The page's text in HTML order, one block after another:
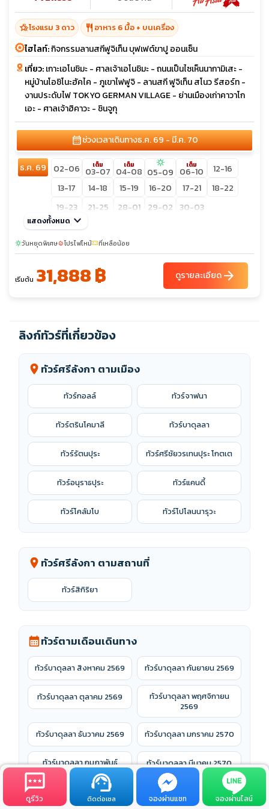
hotel_classโรงแรม 3 ดาว restaurant อาหาร 6 มื้อ + บนเครื่อง
ไฮไลท์:กิจกรรมลานสกีฟูจิเท็น บุฟเฟต์ขาปู ออนเซ็น
เที่ยว:เกาะเอโนชิมะ - ศาลเจ้าเอโนชิมะ - ถนนเป็นไซเห็นนากามิเสะ -
หมู่บ้านโอชิโนะฮัคไค - ภูเขาไฟฟูจิ - ลานสกี ฟูจิเท็น สโนว รีสอร์ท -
งานประดับไฟ TOKYO GERMAN VILLAGE - ย่านเมืองเก่าคาวาโก
เอะ - ศาลเจ้าฮิคาวะ - ชินจูกุ
calendar_monthช่วงเวลาเดินทางธ.ค. 69 - มี.ค. 70
ธ.ค. 69 02-06 เต็ม
03-07
เต็ม
04-08
sunny
05-09
เต็ม
06-10
12-16
13-17
14-18 15-19 16-20 17-21
18-22
19-23
21-25 28-01 29-02
30-03
ม.ค. 70
08-12
14-18
15-19 16-20 17-21 18-22 19-23
22-26 23-27 26-30
27-31
แสดงทั้งหมด keyboard_arrow_down
sunnyวันหยุดพิเศษlocal_fire_departmentโปรไฟไหม้confirmation_numberที่เหลือน้อย
เริ่มต้น 31,888 ฿ ดูรายละเอียดarrow_forward
ลิงก์ทัวร์ที่เกี่ยวข้อง
location_on ทัวร์ศรีลังกา ตามเมือง
ทัวร์กอลล์ ทัวร์จาฟนา
ทัวร์ตรินโคมาลี ทัวร์บาดุลลา
ทัวร์รัตนปุระ ทัวร์ศรีชัยวรเทนปุระ โกตเต
ทัวร์อนุราธปุระ ทัวร์แคนดี้
ทัวร์โคลัมโบ ทัวร์โปโลนนารุวะ
location_on ทัวร์ศรีลังกา ตามสถานที่
ทัวร์สิกิริยา
calendar_monthทัวร์ตามเดือนเดินทาง
ทัวร์บาดุลลา สิงหาคม 2569 ทัวร์บาดุลลา กันยายน 2569
ทัวร์บาดุลลา ตุลาคม 2569
ทัวร์บาดุลลา พฤศจิกายน
2569
ทัวร์บาดุลลา ธันวาคม 2569 ทัวร์บาดุลลา มกราคม 2570
ทัวร์บาดุลลา กุมภาพันธ์
2570
ทัวร์บาดุลลา มีนาคม 2570
ทัวร์บาดุลลา เมษายน 2570
ทัวร์บาดุลลา พฤษภาคม
ดูรีวิว ติดต่อเซล จองผ่านแชท จองผ่านไลน์